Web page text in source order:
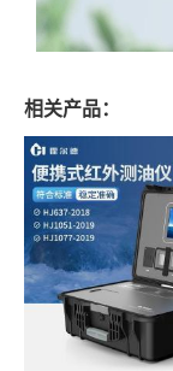
相关产品：